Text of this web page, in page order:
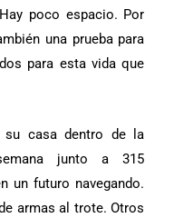
poco espacio. Por
una prueba para
para esta vida que
su casa dentro de la
junto a 315
un futuro navegando.
armas al trote. Otros